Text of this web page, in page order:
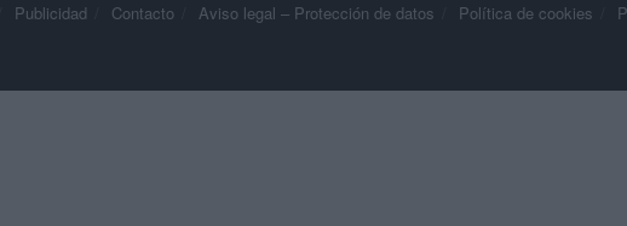
Publicidad Contacto Aviso legal – Protección de datos Política de cookies